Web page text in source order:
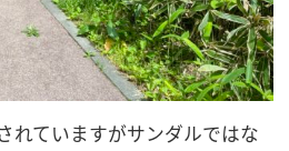
れていますがサンダルではな